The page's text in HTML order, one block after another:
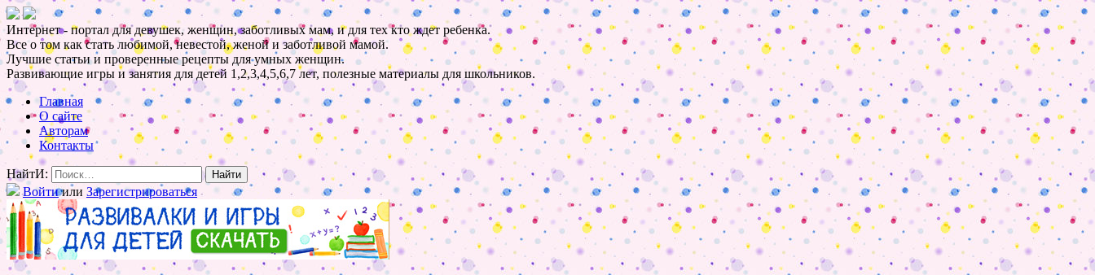
Интернет - портал для девушек, женщин, заботливых мам, и для тех кто ждет ребенка.
Все о том как стать любимой, невестой, женой и заботливой мамой.
Лучшие статьи и проверенные рецепты для умных женщин.
Развивающие игры и занятия для детей 1,2,3,4,5,6,7 лет, полезные материалы для школьников.
Главная
О сайте
Авторам
Контакты
НайтИ:
Войтиили Зарегистрироваться